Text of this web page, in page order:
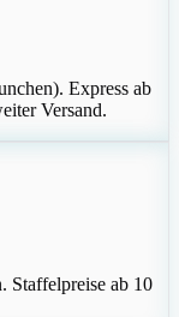
Express ab
Versand.
Staffelpreise ab 10